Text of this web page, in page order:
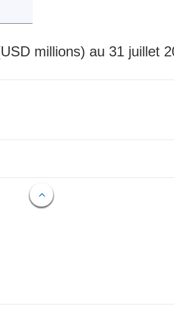
millions) au 31 juillet